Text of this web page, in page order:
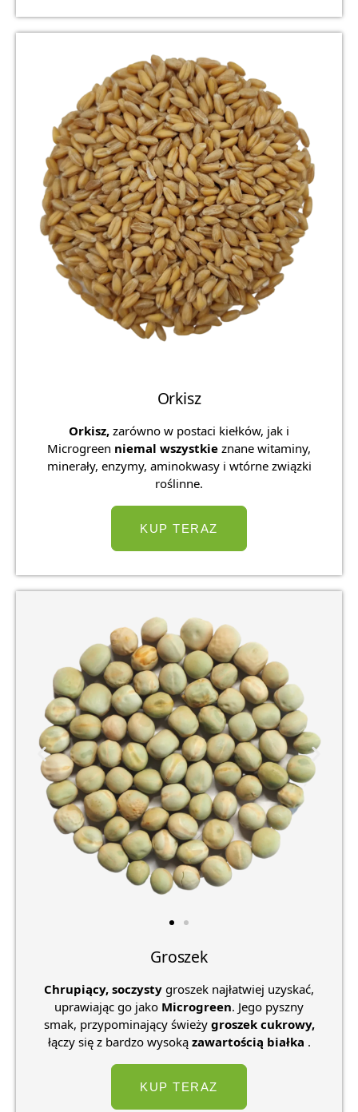
Orkisz
Orkisz, zarówno w postaci kiełków, jak i
Microgreen niemal wszystkie znane witaminy,
minerały, enzymy, aminokwasy i wtórne związki
roślinne.
KUP TERAZ
Groszek
Chrupiący, soczysty groszek najłatwiej uzyskać,
uprawiając go jako Microgreen. Jego pyszny
smak, przypominający świeży groszek cukrowy,
łączy się z bardzo wysoką zawartością białka .
KUP TERAZ